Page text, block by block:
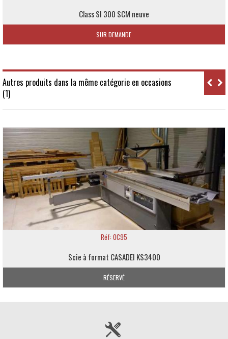
Class SI 300 SCM neuve
SUR DEMANDE
Autres produits dans la même catégorie en occasions
(1)
Réf: OC95
Scie à format CASADEI KS3400
RÉSERVÉ